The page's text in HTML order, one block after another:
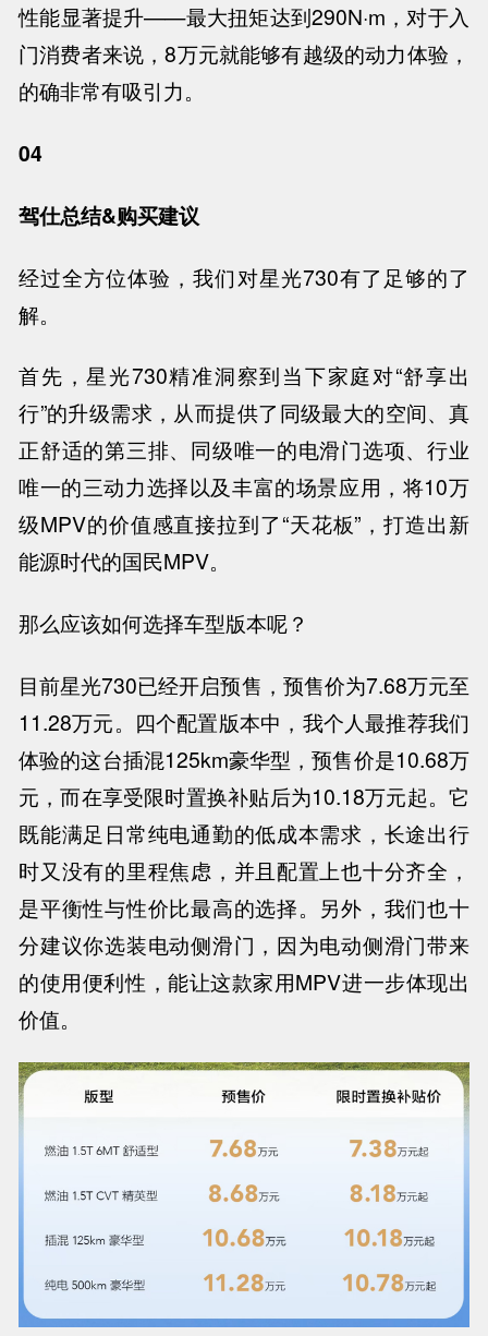
性能显著提升——最大扭矩达到290N·m，对于入
门消费者来说，8万元就能够有越级的动力体验，
的确非常有吸引力。
04
驾仕总结&购买建议
经过全方位体验，我们对星光730有了足够的了
解。
首先，星光730精准洞察到当下家庭对“舒享出
行”的升级需求，从而提供了同级最大的空间、真
正舒适的第三排、同级唯一的电滑门选项、行业
唯一的三动力选择以及丰富的场景应用，将10万
级MPV的价值感直接拉到了“天花板”，打造出新
能源时代的国民MPV。
那么应该如何选择车型版本呢？
目前星光730已经开启预售，预售价为7.68万元至
11.28万元。四个配置版本中，我个人最推荐我们
体验的这台插混125km豪华型，预售价是10.68万
元，而在享受限时置换补贴后为10.18万元起。它
既能满足日常纯电通勤的低成本需求，长途出行
时又没有的里程焦虑，并且配置上也十分齐全，
是平衡性与性价比最高的选择。另外，我们也十
分建议你选装电动侧滑门，因为电动侧滑门带来
的使用便利性，能让这款家用MPV进一步体现出
价值。